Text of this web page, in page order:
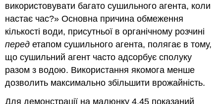
використовувати багато сушильного агента, коли
настає час?» Основна причина обмеження
кількості води, присутньої в органічному розчині
перед етапом сушильного агента, полягає в тому,
що сушильний агент часто адсорбує сполуку
разом з водою. Використання якомога менше
дозволить максимально збільшити врожайність.
Для демонстрації на малюнку 4.45 показаний